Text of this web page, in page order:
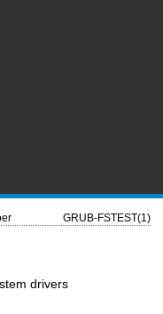
GRUB-FSTEST(1)
drivers